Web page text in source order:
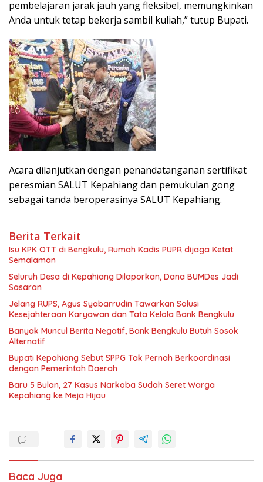
pembelajaran jarak jauh yang fleksibel, memungkinkan
Anda untuk tetap bekerja sambil kuliah,” tutup Bupati.
Acara dilanjutkan dengan penandatanganan sertifikat
peresmian SALUT Kepahiang dan pemukulan gong
sebagai tanda beroperasinya SALUT Kepahiang.
Berita Terkait
Isu KPK OTT di Bengkulu, Rumah Kadis PUPR dijaga Ketat
Semalaman
Seluruh Desa di Kepahiang Dilaporkan, Dana BUMDes Jadi
Sasaran
Jelang RUPS, Agus Syabarrudin Tawarkan Solusi
Kesejahteraan Karyawan dan Tata Kelola Bank Bengkulu
Banyak Muncul Berita Negatif, Bank Bengkulu Butuh Sosok
Alternatif
Bupati Kepahiang Sebut SPPG Tak Pernah Berkoordinasi
dengan Pemerintah Daerah
Baru 5 Bulan, 27 Kasus Narkoba Sudah Seret Warga
Kepahiang ke Meja Hijau
Baca Juga